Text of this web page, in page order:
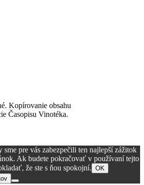
Kopírovanie obsahu
Časopisu Vinotéka.
sme pre vás zabezpečili ten najlepší zážitok
Ak budete pokračovať v používaní tejto
že ste s ňou spokojní. OK